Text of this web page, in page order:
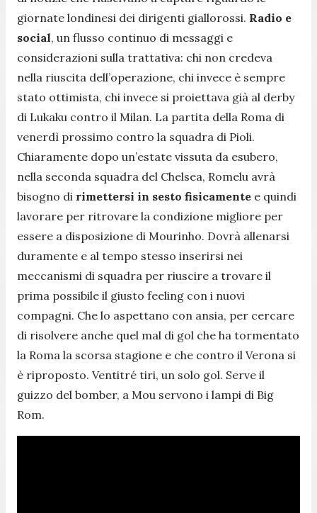
giornate londinesi dei dirigenti giallorossi. Radio e
social, un flusso continuo di messaggi e
considerazioni sulla trattativa: chi non credeva
nella riuscita dell’operazione, chi invece è sempre
stato ottimista, chi invece si proiettava già al derby
di Lukaku contro il Milan. La partita della Roma di
venerdì prossimo contro la squadra di Pioli.
Chiaramente dopo un’estate vissuta da esubero,
nella seconda squadra del Chelsea, Romelu avrà
bisogno di rimettersi in sesto fisicamente e quindi
lavorare per ritrovare la condizione migliore per
essere a disposizione di Mourinho. Dovrà allenarsi
duramente e al tempo stesso inserirsi nei
meccanismi di squadra per riuscire a trovare il
prima possibile il giusto feeling con i nuovi
compagni. Che lo aspettano con ansia, per cercare
di risolvere anche quel mal di gol che ha tormentato
la Roma la scorsa stagione e che contro il Verona si
è riproposto. Ventitré tiri, un solo gol. Serve il
guizzo del bomber, a Mou servono i lampi di Big
Rom.